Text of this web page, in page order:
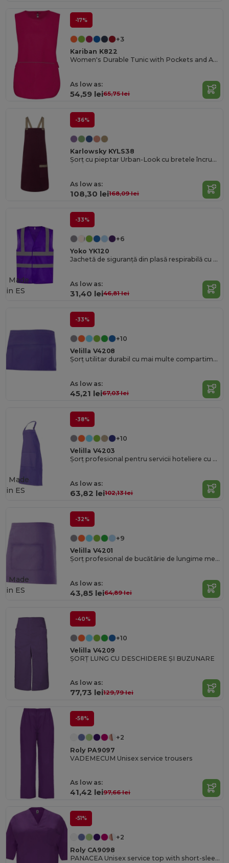
-17%
+3
Kariban K822
Women's Durable Tunic with Pockets and Adjustable Fit
As low as:
54,59 lei65,75 lei
-36%
Karlowsky KYLS38
Șorț cu pieptar Urban-Look cu bretele încrucișate și buzunar
As low as:
108,30 lei168,09 lei
-33%
+6
Yoko YK120
Jachetă de siguranță din plasă respirabilă cu vizibilitate ridicată
As low as:
31,40 lei46,81 lei
Made
in ES
-33%
+10
Velilla V4208
Șorț utilitar durabil cu mai multe compartimente
As low as:
45,21 lei67,03 lei
-38%
+10
Velilla V4203
Șorț profesional pentru servicii hoteliere cu buzunar frontal
As low as:
63,82 lei102,13 lei
Made
in ES
-32%
+9
Velilla V4201
Șorț profesional de bucătărie de lungime medie cu buzunar central
As low as:
43,85 lei64,89 lei
Made
in ES
-40%
+10
Velilla V4209
ȘORȚ LUNG CU DESCHIDERE ȘI BUZUNARE
As low as:
77,73 lei129,79 lei
-58%
+2
Roly PA9097
VADEMECUM Unisex service trousers
As low as:
41,42 lei97,66 lei
-51%
+2
Roly CA9098
PANACEA Unisex service top with short-sleeves